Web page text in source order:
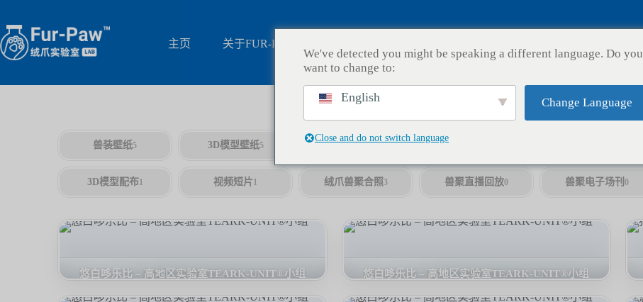
过
内
容
主页 关于FUR-PAW
兽装壁纸5 3D模型壁纸5 3D渲染壁纸9 季节活动壁纸
3D模型配布1 视频短片1 绒爪兽聚合照3 兽聚直播回放0 兽聚电子场刊 0
悠白哆乐比 – 高地区实验室TEARK-UNIT®小组 悠白哆乐比 – 高地区实验室TEARK-UNIT®小组
We've detected you might be speaking a different language. Do you
want to change to:
English Change Language
Close and do not switch language